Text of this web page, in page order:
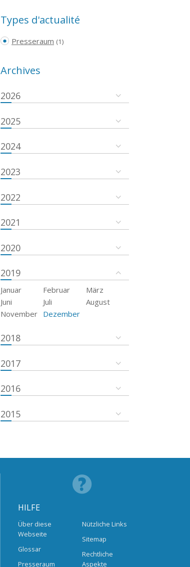
Types d'actualité
Presseraum (1)
Archives
2026
2025
2024
2023
2022
2021
2020
2019
Januar Februar
März
Juni
Juli
August
November
Dezember
2018
2017
2016
2015
HILFE
Über diese
Webseite
Glossar
Presseraum
Nützliche Links
Sitemap
Rechtliche
Aspekte